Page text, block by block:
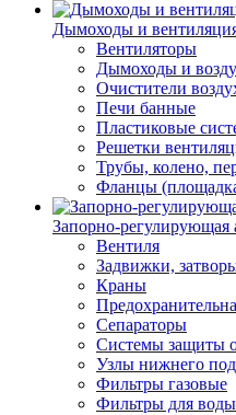
Дымоходы и
Вентиляторы
Дымоходы и
Очистители
Печи банные
Пластиковые
Решетки
Трубы, колено,
Фланцы
Запорно-регулирующая
Вентиля
Задвижки,
Краны
Сепараторы
Системы защиты
Узлы нижнего
Фильтры газовые
Фильтры для воды